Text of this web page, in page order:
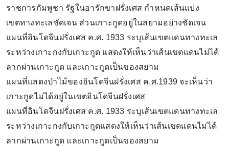
ราชการกัมพูชา รัฐในอารักขาฝรั่งเศส กำหนดเส้นแบ่ง
เขตทางทะเลชัดเจน ส่วนเกาะกูดอยู่ในสยามอย่างชัดเจน
แผนที่อินโดจีนฝรั่งเศส ค.ศ. 1933 ระบุเส้นเขตแดนทางทะเล
ระหว่างเกาะกงกับเกาะกูด แสดงให้เห็นว่าเส้นเขตแดนไม่ได้
ลากผ่านเกาะกูด และเกาะกูดเป็นของสยาม
แผนที่แสดงป่าไม้ของอินโดจีนฝรั่งเศส ค.ศ.1939 จะเห็นว่า
เกาะกูดไม่ได้อยู่ในเขตอินโดจีนฝรั่งเศส
แผนที่อินโดจีนฝรั่งเศส ค.ศ. 1933 ระบุเส้นเขตแดนทางทะเล
ระหว่างเกาะกงกับเกาะกูดแสดงให้เห็นว่าเส้นเขตแดนไม่ได้
ลากผ่านเกาะกูด และเกาะกูดเป็นของสยาม